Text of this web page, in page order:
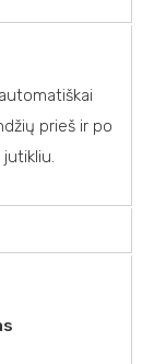
prieš ir po